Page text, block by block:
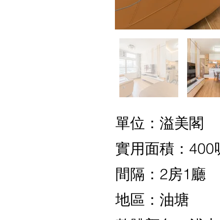
單位：溢美閣
實用面積：400
間隔：2房1廳
地區：油塘